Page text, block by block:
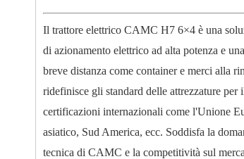
Il trattore elettrico CAMC H7 6×4 è una
di azionamento elettrico ad alta potenza e
breve distanza come container e merci alla
ridefinisce gli standard delle attrezzature
certificazioni internazionali come l'Unione
asiatico, Sud America, ecc. Soddisfa la
tecnica di CAMC e la competitività sul